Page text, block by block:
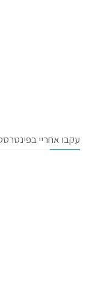
עקבו אחריי